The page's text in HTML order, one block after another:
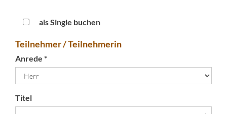
als Single buchen
Teilnehmer / Teilnehmerin
Anrede *
Titel